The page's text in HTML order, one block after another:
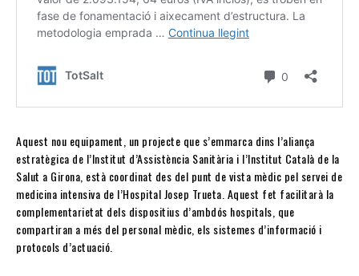
Aquest nou equipament, un projecte que s’emmarca dins l’aliança
estratègica de l’Institut d’Assistència Sanitària i l’Institut Català de la
Salut a Girona, està coordinat des del punt de vista mèdic pel servei de
medicina intensiva de l’Hospital Josep Trueta. Aquest fet facilitarà la
complementarietat dels dispositius d’ambdós hospitals, que
compartiran a més del personal mèdic, els sistemes d’informació i
protocols d’actuació.